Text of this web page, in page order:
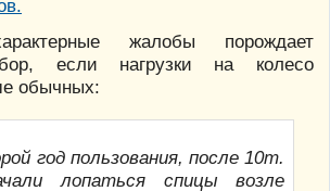
жалобы порождает
если нагрузки на колесо
обычных:
год пользования, после 10т.
лопаться спицы возле